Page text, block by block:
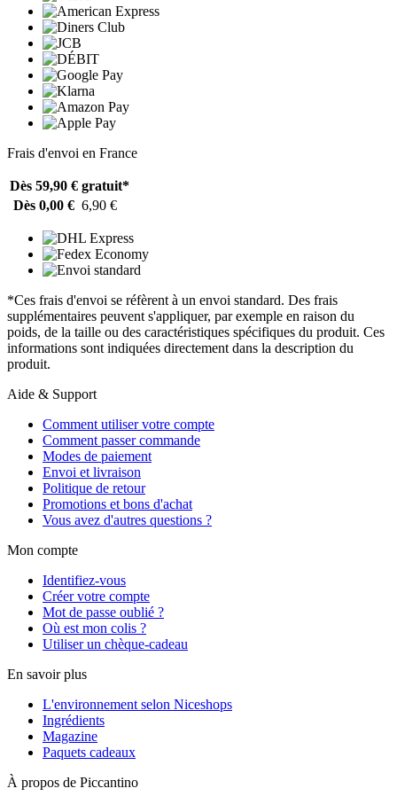
Frais d'envoi en France
Dès 59,90 € gratuit*
Dès 0,00 € 6,90 €
*Ces frais d'envoi se réfèrent à un envoi standard. Des frais
supplémentaires peuvent s'appliquer, par exemple en raison du
poids, de la taille ou des caractéristiques spécifiques du produit. Ces
informations sont indiquées directement dans la description du
produit.
Aide & Support
Comment utiliser votre compte
Comment passer commande
Modes de paiement
Envoi et livraison
Politique de retour
Promotions et bons d'achat
Vous avez d'autres questions ?
Mon compte
Identifiez-vous
Créer votre compte
Mot de passe oublié ?
Où est mon colis ?
Utiliser un chèque-cadeau
En savoir plus
L'environnement selon Niceshops
Ingrédients
Magazine
Paquets cadeaux
À propos de Piccantino